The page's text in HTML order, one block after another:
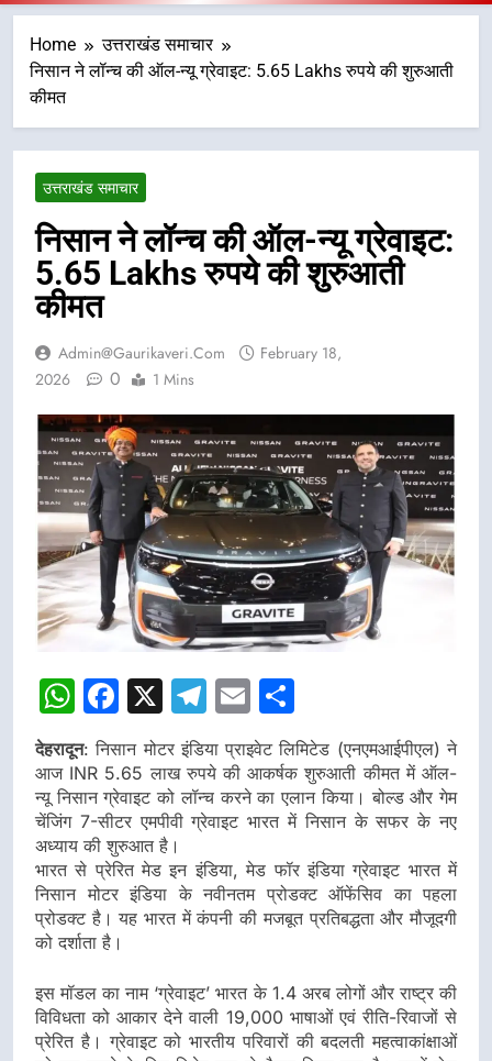
Home
उत्तराखंड समाचार
निसान ने लॉन्च की ऑल-न्यू ग्रेवाइट: 5.65 Lakhs रुपये की शुरुआती
कीमत
उत्तराखंड समाचार
निसान ने लॉन्च की ऑल-न्यू ग्रेवाइट:
5.65 Lakhs रुपये की शुरुआती
कीमत
Admin@gaurikaveri.com
February 18,
2026
0 1 Mins
WhatsApp
Facebook
X Telegram
Email
देहरादून: निसान मोटर इंडिया प्राइवेट लिमिटेड (एनएमआईपीएल) ने
आज INR 5.65 लाख रुपये की आकर्षक शुरुआती कीमत में ऑल-
न्यू निसान ग्रेवाइट को लॉन्च करने का एलान किया। बोल्ड और गेम
चेंजिंग 7-सीटर एमपीवी ग्रेवाइट भारत में निसान के सफर के नए
अध्याय की शुरुआत है।
भारत से प्रेरित मेड इन इंडिया, मेड फॉर इंडिया ग्रेवाइट भारत में
निसान मोटर इंडिया के नवीनतम प्रोडक्ट ऑफेंसिव का पहला
प्रोडक्ट है। यह भारत में कंपनी की मजबूत प्रतिबद्धता और मौजूदगी
को दर्शाता है।
इस मॉडल का नाम ‘ग्रेवाइट’ भारत के 1.4 अरब लोगों और राष्ट्र की
विविधता को आकार देने वाली 19,000 भाषाओं एवं रीति-रिवाजों से
प्रेरित है। ग्रेवाइट को भारतीय परिवारों की बदलती महत्वाकांक्षाओं